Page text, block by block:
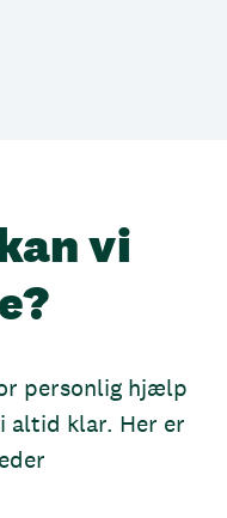
vi
personlig hjælp
altid klar. Her er